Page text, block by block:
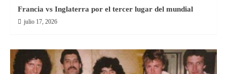
Francia vs Inglaterra por el tercer lugar del mundial
julio 17, 2026